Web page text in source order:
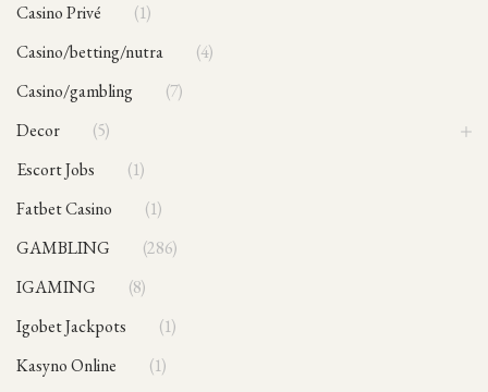
Casino Privé
1
casino/betting/nutra
4
casino/gambling
7
Decor
5
Escort Jobs
1
Fatbet Casino
1
GAMBLING
286
IGAMING
8
Igobet Jackpots
1
Kasyno Online
1